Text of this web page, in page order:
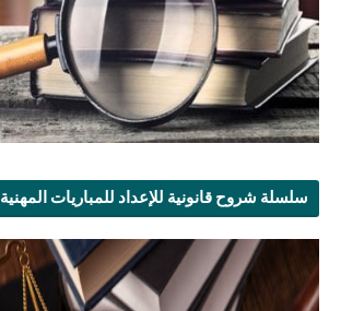
سلسلة شروح قانونية للإعداد للمباريات المهنية